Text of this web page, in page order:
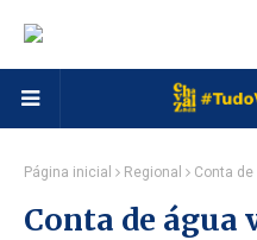
Página inicial Regional Conta
Conta de água